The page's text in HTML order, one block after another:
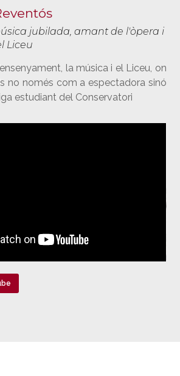
jubilada, amant de l'òpera i
Liceu
la música i el Liceu, on
no només com a espectadora sinó
estudiant del Conservatori